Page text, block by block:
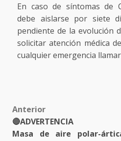
En caso de síntomas de
debe aislarse por siete
pendiente de la evolución
solicitar atención médica
cualquier emergencia
Post
navigation
Anterior
🔴ADVERTENCIA
Masa de aire polar-